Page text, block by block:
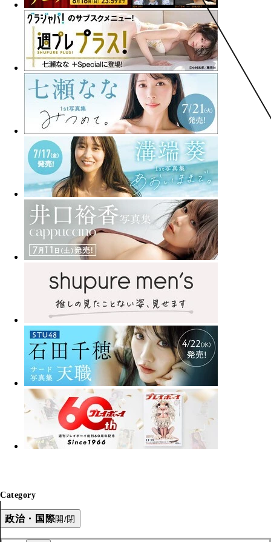
Category
政治・国際開/閉